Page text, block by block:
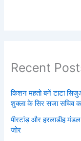
Recent
किशन महतो बनें टाटा
शुक्ला के सिर सजा सचिव
पीरटांड़ और हरलाडीह
जोर